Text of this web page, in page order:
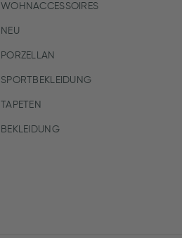
WOHNACCESSOIRES
NEU
PORZELLAN
SPORTBEKLEIDUNG
TAPETEN
BEKLEIDUNG